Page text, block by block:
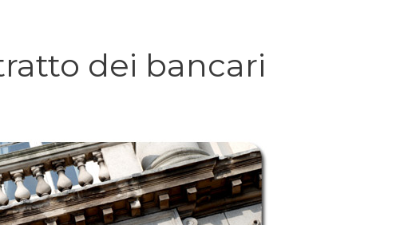
dei bancari